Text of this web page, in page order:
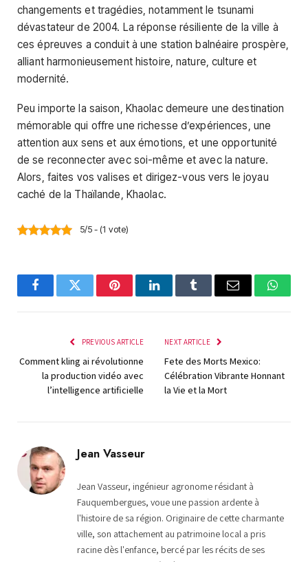
changements et tragédies, notamment le tsunami
dévastateur de 2004. La réponse résiliente de la ville à
ces épreuves a conduit à une station balnéaire prospère,
alliant harmonieusement histoire, nature, culture et
modernité.
Peu importe la saison, Khaolac demeure une destination
mémorable qui offre une richesse d’expériences, une
attention aux sens et aux émotions, et une opportunité
de se reconnecter avec soi-même et avec la nature.
Alors, faites vos valises et dirigez-vous vers le joyau
caché de la Thaïlande, Khaolac.
5/5 - (1 vote)
FacebookTwitter PinterestLinkedInTumblr Email
PREVIOUS ARTICLE
Comment kling ai révolutionne
la production vidéo avec
l’intelligence artificielle
NEXT ARTICLE
Fete des Morts Mexico:
Célébration Vibrante Honnant
la Vie et la Mort
Jean Vasseur
Jean Vasseur, ingénieur agronome résidant à
Fauquembergues, voue une passion ardente à
l'histoire de sa région. Originaire de cette charmante
ville, son attachement au patrimoine local a pris
racine dès l'enfance, bercé par les récits de ses